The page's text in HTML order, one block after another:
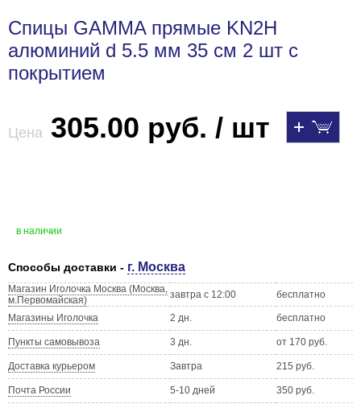
Спицы GAMMA прямые KN2H
алюминий d 5.5 мм 35 см 2 шт с
покрытием
Цена 305.00 руб. / шт
в наличии
Способы доставки - г. Москва
Магазин Иголочка Москва (Москва,
м.Первомайская)
завтра с 12:00 бесплатно
Магазины Иголочка 2 дн. бесплатно
Пункты самовывоза 3 дн. от 170 руб.
Доставка курьером Завтра 215 руб.
Почта России 5-10 дней 350 руб.